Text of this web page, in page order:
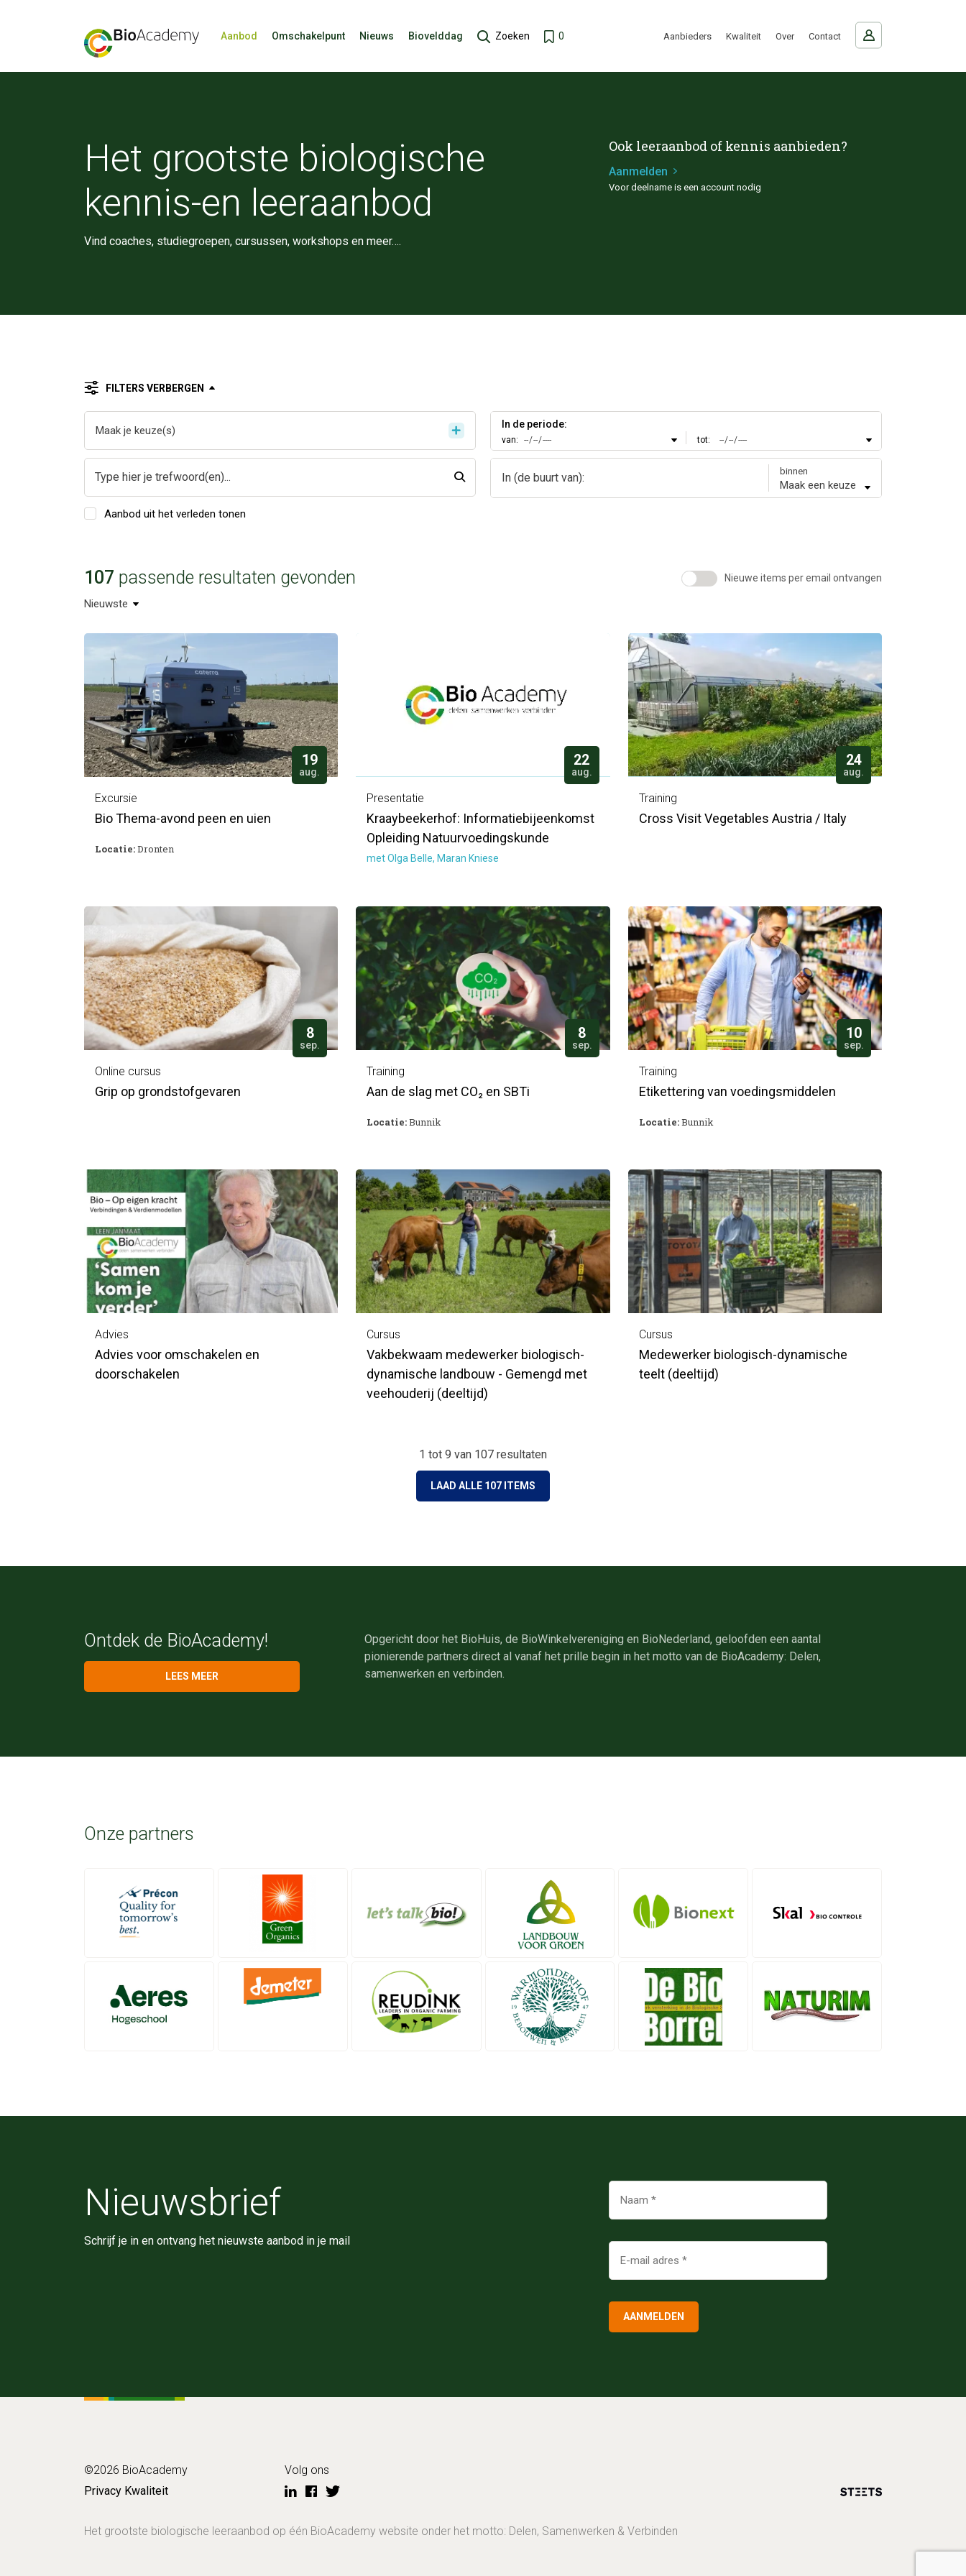
Aanbod Omschakelpunt Nieuws Biovelddag Zoeken 0 Aanbieders Kwaliteit Over Contact
Het grootste biologische
kennis-en leeraanbod
Vind coaches, studiegroepen, cursussen, workshops en meer….
Ook leeraanbod of kennis aanbieden?
Aanmelden
Voor deelname is een account nodig
FILTERS VERBERGEN
Maak je keuze(s) In de periode:
van: tot:
Type hier je trefwoord(en)... In (de buurt van): binnen
Aanbod uit het verleden tonen
107 passende resultaten gevonden Nieuwe items per email ontvangen
19
aug.
Excursie
Bio Thema-avond peen en uien
Locatie:Dronten
22
aug.
Presentatie
Kraaybeekerhof: Informatiebijeenkomst
Opleiding Natuurvoedingskunde
met Olga Belle, Maran Kniese
24
aug.
Training
Cross Visit Vegetables Austria / Italy
8
sep.
Online cursus
Grip op grondstofgevaren
8
sep.
Training
Aan de slag met CO₂ en SBTi
Locatie:Bunnik
10
sep.
Training
Etikettering van voedingsmiddelen
Locatie:Bunnik
Advies
Advies voor omschakelen en
doorschakelen
Cursus
Vakbekwaam medewerker biologisch-
dynamische landbouw - Gemengd met
veehouderij (deeltijd)
Cursus
Medewerker biologisch-dynamische
teelt (deeltijd)
1 tot 9 van 107 resultaten
LAAD ALLE 107 ITEMS
Ontdek de BioAcademy!
LEES MEER
Opgericht door het BioHuis, de BioWinkelvereniging en BioNederland, geloofden een aantal
pionierende partners direct al vanaf het prille begin in het motto van de BioAcademy: Delen,
samenwerken en verbinden.
Onze partners
Nieuwsbrief
Schrijf je in en ontvang het nieuwste aanbod in je mail
AANMELDEN
©2026 BioAcademy
Privacy Kwaliteit
Volg ons
Het grootste biologische leeraanbod op één BioAcademy website onder het motto: Delen, Samenwerken & Verbinden